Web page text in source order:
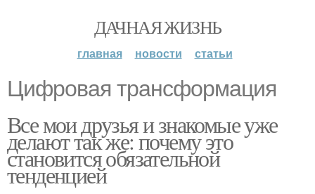
ДАЧНАЯ ЖИЗНЬ
главная новости статьи
Цифровая трансформация
Все мои друзья и знакомые уже
делают так же: почему это
становится обязательной
тенденцией